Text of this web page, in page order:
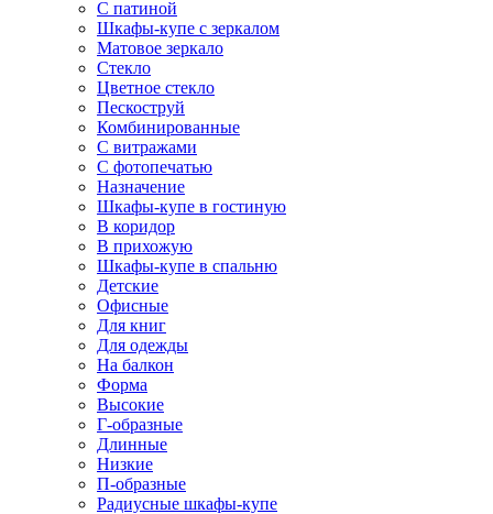
С патиной
Шкафы-купе с зеркалом
Матовое зеркало
Стекло
Цветное стекло
Пескоструй
Комбинированные
С витражами
С фотопечатью
Назначение
Шкафы-купе в гостиную
В коридор
В прихожую
Шкафы-купе в спальню
Детские
Офисные
Для книг
Для одежды
На балкон
Форма
Высокие
Г-образные
Длинные
Низкие
П-образные
Радиусные шкафы-купе